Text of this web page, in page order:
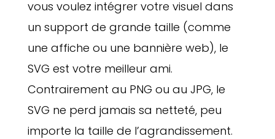
vous voulez intégrer votre visuel dans
un support de grande taille (comme
une affiche ou une bannière web), le
SVG est votre meilleur ami.
Contrairement au PNG ou au JPG, le
SVG ne perd jamais sa netteté, peu
importe la taille de l’agrandissement.